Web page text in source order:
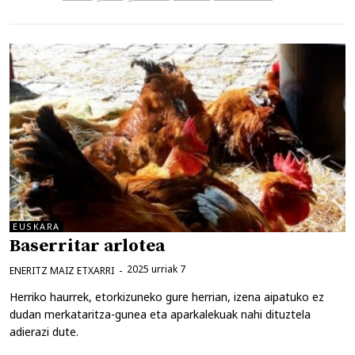
EUSKARA
Baserritar arlotea
2025 urriak 7
ENERITZ MAIZ ETXARRI
Herriko haurrek, etorkizuneko gure herrian, izena aipatuko ez
dudan merkataritza-gunea eta aparkalekuak nahi dituztela
adierazi dute.